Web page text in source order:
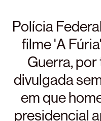
Polícia
filme 'A
Guerra,
divulgada
em que
presidencial